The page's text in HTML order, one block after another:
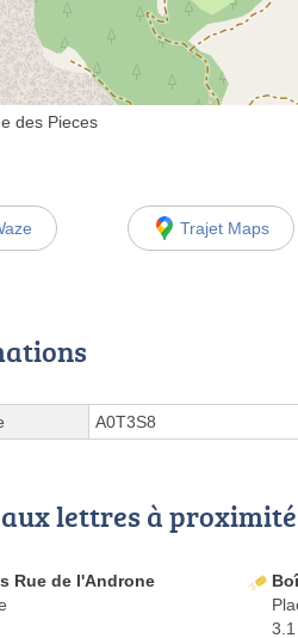
des Pieces
Trajet Maps
A0T3S8
lettres à proximité
Rue de l'Androne